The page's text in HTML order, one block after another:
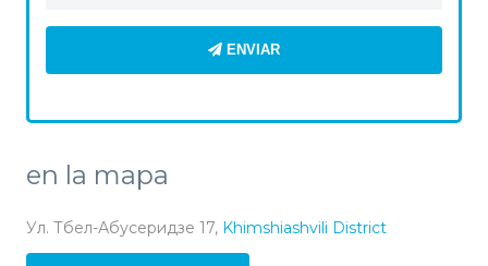
ENVIAR
en la mapa
Ул. Тбел-Абусеридзе 17, Khimshiashvili District